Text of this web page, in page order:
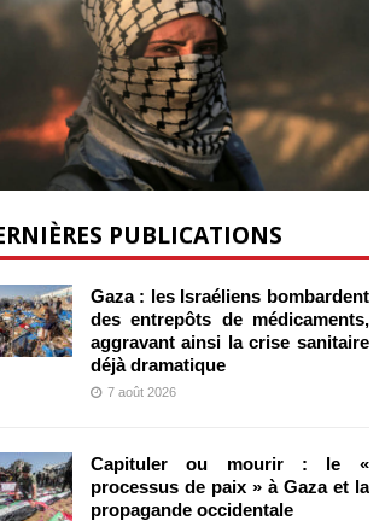
PUBLICATIONS
Gaza : les Israéliens bombardent
des entrepôts de médicaments,
aggravant ainsi la crise sanitaire
déjà dramatique
7 août 2026
Capituler ou mourir : le «
processus de paix » à Gaza et la
propagande occidentale